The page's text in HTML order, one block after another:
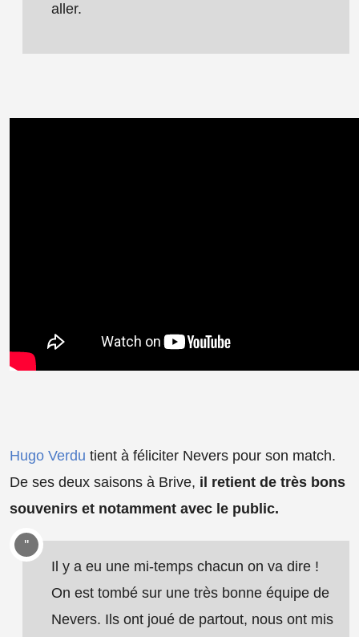
aller.
Hugo Verdu tient à féliciter Nevers pour son match.
De ses deux saisons à Brive, il retient de très bons
souvenirs et notamment avec le public.
Il y a eu une mi-temps chacun on va dire !
On est tombé sur une très bonne équipe de
Nevers. Ils ont joué de partout, nous ont mis